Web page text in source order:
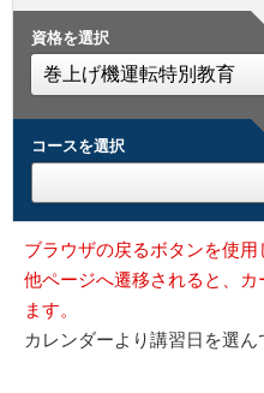
資格を選択
コースを選択
ブラウザの戻るボタンを使用
他ページへ遷移されると、
ます。
カレンダーより講習日を選ん